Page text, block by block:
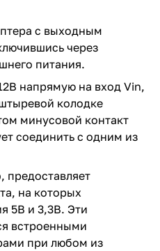
с выходным
через
питания.
напрямую на вход Vin,
колодке
минусовой контакт
соединить с одним из
предоставляет
на которых
5В и 3,3В. Эти
встроенными
при любом из